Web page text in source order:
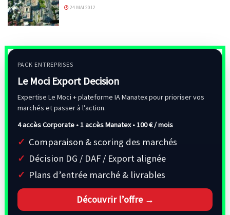
24 MAI 2012
PACK ENTREPRISES
Le Moci Export Decision
Expertise Le Moci + plateforme IA Manatex pour prioriser vos
marchés et passer à l’action.
4 accès Corporate • 1 accès Manatex •100 € / mois
Comparaison & scoring des marchés
Décision DG / DAF / Export alignée
Plans d’entrée marché & livrables
Découvrir l’offre →